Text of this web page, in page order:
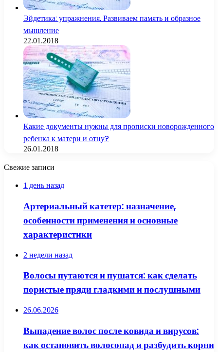
Эйдетика: упражнения. Развиваем память и образное
мышление
22.01.2018
Какие документы нужны для прописки новорожденного
ребенка к матери и отцу?
26.01.2018
Свежие записи
1 день назад
Артериальный катетер: назначение,
особенности применения и основные
характеристики
2 недели назад
Волосы путаются и пушатся: как сделать
пористые пряди гладкими и послушными
26.06.2026
Выпадение волос после ковида и вирусов:
как остановить волосопад и разбудить корни